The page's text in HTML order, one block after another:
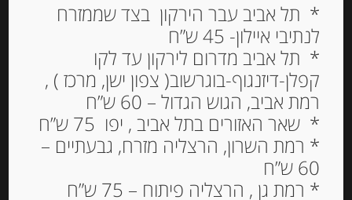
מעדן חבושים ספרדי
מסורתי Quince Paste
* תל אביב עבר הירקון בצד שממזרח
לנתיבי איילון- 45 ש”ח
* תל אביב מדרום לירקון עד לקו
קפלן-דיזנגוף-בוגרשוב( צפון ישן, מרכז ) ,
רמת אביב, הגוש הגדול – 60 ש”ח
* שאר האזורים בתל אביב , יפו 75 ש”ח
* רמת השרון, הרצליה מזרח, גבעתיים –
60 ש”ח
* רמת גן , הרצליה פיתוח – 75 ש”ח